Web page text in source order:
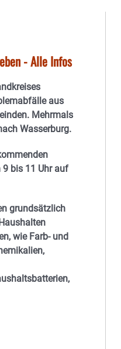
- Alle Infos
aus
Mehrmals
Wasserburg.
9 bis 11 Uhr auf
grundsätzlich
wie Farb- und